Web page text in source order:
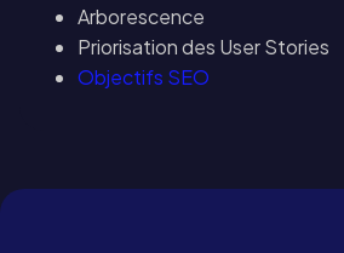
Arborescence
Priorisation des User Stories
Objectifs SEO